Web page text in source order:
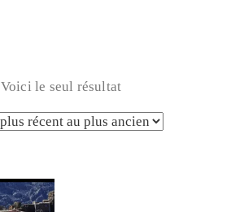
Voici le seul résultat